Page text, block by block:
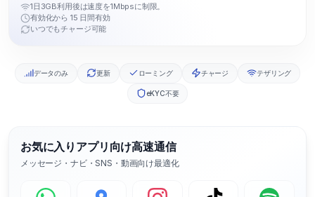
1日3GB利用後は速度を1Mbpsに制限。
有効化から 15 日間有効
いつでもチャージ可能
データのみ 更新 ローミング チャージ テザリング
eKYC不要
お気に入りアプリ向け高速通信
メッセージ・ナビ・SNS・動画向け最適化